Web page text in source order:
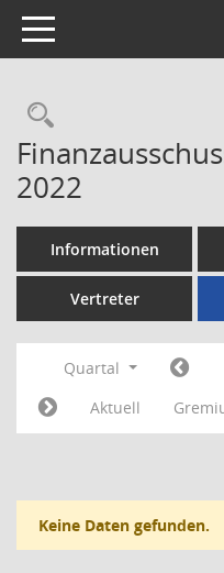
Toggle navigation
2022
Informationen
Vertreter
Quartal
Aktuell
Keine Daten gefunden.